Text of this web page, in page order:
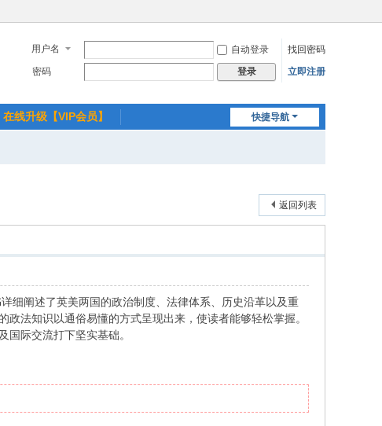
用户名 自动登录
找回密码
密码
登录 立即注册
快捷导航
在线升级【VIP会员】
返回列表
细阐述了英美两国的政治制度、法律体系、历史沿革以及重
法知识以通俗易懂的方式呈现出来，使读者能够轻松掌握。
际交流打下坚实基础。